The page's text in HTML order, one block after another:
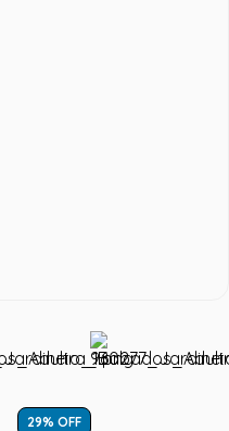
29% OFF